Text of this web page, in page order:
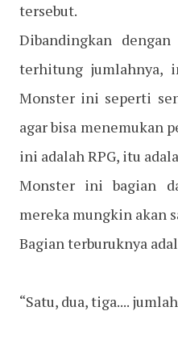
tersebut.
Dibandingkan
terhitung jumlahnya,
Monster ini seperti
agar bisa menemukan
ini adalah RPG, itu
Monster ini bagian
mereka mungkin akan
Bagian terburuknya
“Satu, dua, tiga....